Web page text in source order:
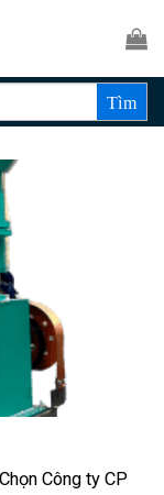
Công ty CP